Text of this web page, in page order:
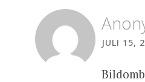
JULI 15,